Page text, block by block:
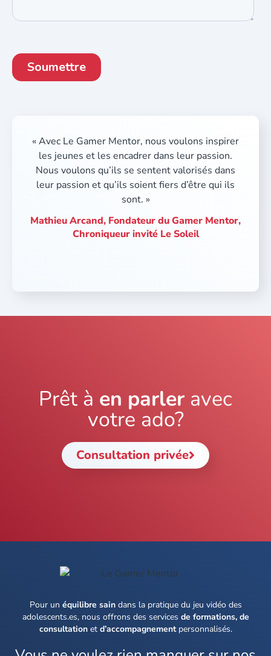
« Avec Le Gamer Mentor, nous voulons inspirer
les jeunes et les encadrer dans leur passion.
Nous voulons qu’ils se sentent valorisés dans
leur passion et qu’ils soient fiers d’être qui ils
sont. »
Mathieu Arcand, Fondateur du Gamer Mentor,
Chroniqueur invité Le Soleil
Prêt à en parleravec
votre ado?
Consultation privée
Pour un équilibre saindans la pratique du jeu vidéo des
adolescents.es, nous offrons des services de formations, de
consultationet d’accompagnementpersonnalisés.